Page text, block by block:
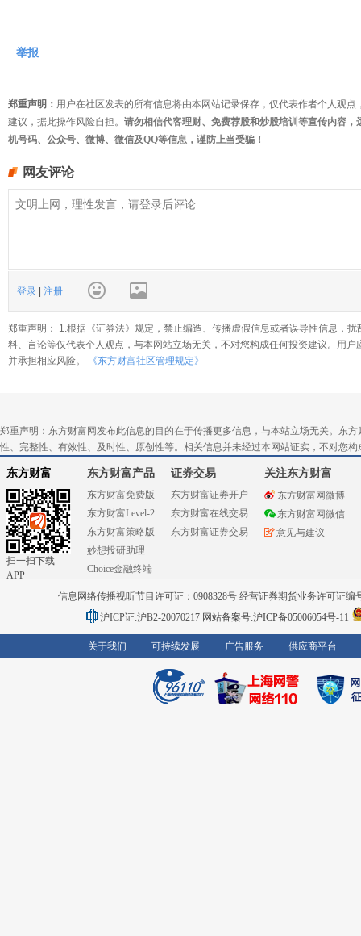
举报
郑重声明： 用户在社区发表的所有信息将由本网站记录保存，仅代表作者个人观
建议，据此操作风险自担。 请勿相信代客理财、免费荐股和炒股培训等宣传内容
机号码、公众号、微博、微信及QQ等信息，谨防上当受骗！
网友评论
登录 注册
郑重声明： 1.根据《证券法》规定，禁止编造、传播虚假信息或者误导性信息，
料、言论等仅代表个人观点，与本网站立场无关，不对您构成任何投资建议。用
并承担相应风险。
《东方财富社区管理规定》
郑重声明：东方财富网发布此信息的目的在于传播更多信息，与本站立场无关。东
性、完整性、有效性、及时性、原创性等。相关信息并未经过本网站证实，不对您
东方财富
扫一扫下载
APP
东方财富产品
东方财富免费版
东方财富Level-2
东方财富策略版
妙想投研助理
Choice金融终端
证券交易
东方财富证券开户
东方财富在线交易
东方财富证券交易
关注东方财富
东方财富网微博
东方财富网微信
意见与建议
信息网络传播视听节目许可证：0908328号 经营证券期货业务许可证编
沪ICP证:沪B2-20070217 网站备案号:沪ICP备05006054号-11
关于我们 可持续发展 广告服务 供应商平台